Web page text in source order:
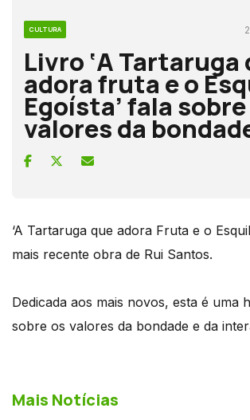
CULTURA
Livro ‘A Tartaruga
adora fruta e o
Egoísta’ fala
valores da
‘A Tartaruga que adora Fruta e o
mais recente obra de Rui Santos.
Dedicada aos mais novos, esta é uma
sobre os valores da bondade e da
Mais Notícias